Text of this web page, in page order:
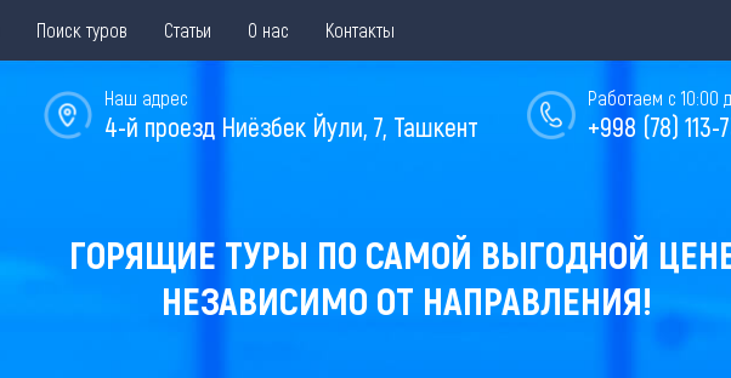
Поиск туров Статьи О нас Контакты
Работаем с 10:00
+998 (78) 113-
Наш адрес
4-й проезд Ниёзбек Йули, 7, Ташкент
ГОРЯЩИЕ ТУРЫ ПО САМОЙ ВЫГОДНОЙ
НЕЗАВИСИМО ОТ НАПРАВЛЕНИЯ!